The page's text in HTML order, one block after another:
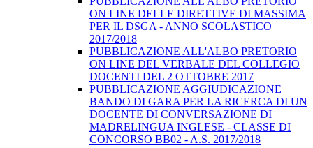
ON LINE DELLE DIRETTIVE DI MASSIMA
PER IL DSGA - ANNO SCOLASTICO
2017/2018
PUBBLICAZIONE ALL'ALBO PRETORIO
ON LINE DEL VERBALE DEL COLLEGIO
DOCENTI DEL 2 OTTOBRE 2017
PUBBLICAZIONE AGGIUDICAZIONE
BANDO DI GARA PER LA RICERCA DI UN
DOCENTE DI CONVERSAZIONE DI
MADRELINGUA INGLESE - CLASSE DI
CONCORSO BB02 - A.S. 2017/2018